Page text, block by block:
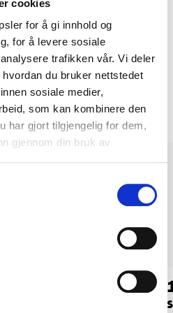
cookies
for å gi innhold og
for å levere sosiale
trafikken vår. Vi deler
du bruker nettstedet
sosiale medier,
som kan kombinere den
har gjort tilgjengelig for dem,
gjennom din bruk av
i ditt varehus.
MER
har også kjøpt